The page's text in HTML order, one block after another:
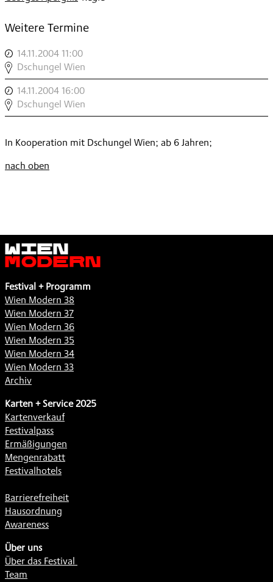
Weitere Termine
14.11.2004 11:00
DSCHUNGEL
WIEN
MODERN
ROTKÄPPCHEN
,
Dschungel Wien
14.11.2004 16:00
DSCHUNGEL
WIEN
ROTKÄPPCHEN
Dschungel Wien
In Kooperation mit Dschungel Wien; ab 6 Jahren;
nach oben
Wien
Modern
Festival + Programm
Wien Modern 38
Wien Modern 37
Wien Modern 36
Wien Modern 35
Wien Modern 34
Wien Modern 33
Archiv
Karten + Service 2025
Kartenverkauf
Festivalpass
Ermäßigungen
Mengenrabatt
Festivalhotels
Barrierefreiheit
Hausordnung
Awareness
Über uns
Über das Festival
Team